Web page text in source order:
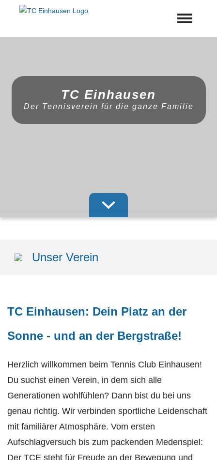
Termine
Geschichte
Vorstand
Dokumente
Trainer
TC Einhausen
Der Tennisverein für die ganze Familie
Unser Verein
TC Einhausen: Dein Platz an der
Sonne - und an der Bergstraße!
Herzlich willkommen beim Tennis Club Einhausen!
Du suchst einen Verein, in dem sich alle
Generationen wohlfühlen? Dann bist du bei uns
genau richtig. Wir verbinden sportliche Leidenschaft
mit familiärer Atmosphäre. Vom ersten
Aufschlagversuch bis zum packenden Medenspiel:
Der TCE steht für Freude an der Bewegung und